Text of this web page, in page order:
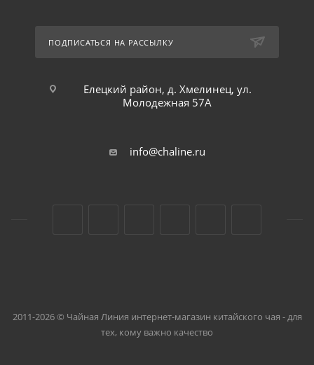
ПОДПИСАТЬСЯ НА РАССЫЛКУ
Елецкий район, д. Хмелинец, ул.
Молодежная 57А
info@chaline.ru
2011-2026 © Чайная Линия интернет-магазин китайского чая - для
тех, кому важно качество